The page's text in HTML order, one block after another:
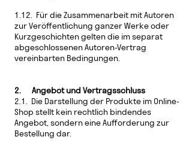
1.12. Für die Zusammenarbeit mit Autoren
zur Veröffentlichung ganzer Werke oder
Kurzgeschichten gelten die im separat
abgeschlossenen Autoren-Vertrag
vereinbarten Bedingungen.
2. Angebot und Vertragsschluss
2.1. Die Darstellung der Produkte im Online-
Shop stellt kein rechtlich bindendes
Angebot, sondern eine Aufforderung zur
Bestellung dar.